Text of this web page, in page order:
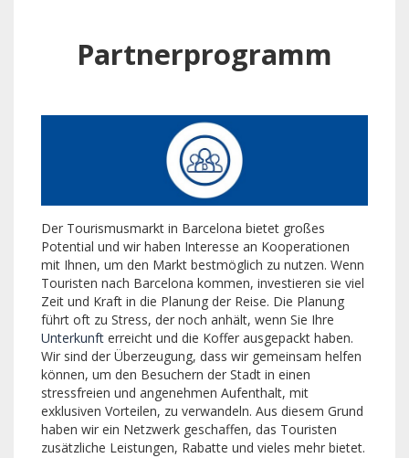
Partnerprogramm
Der Tourismusmarkt in Barcelona bietet großes
Potential und wir haben Interesse an Kooperationen
mit Ihnen, um den Markt bestmöglich zu nutzen. Wenn
Touristen nach Barcelona kommen, investieren sie viel
Zeit und Kraft in die Planung der Reise. Die Planung
führt oft zu Stress, der noch anhält, wenn Sie Ihre
Unterkunft erreicht und die Koffer ausgepackt haben.
Wir sind der Überzeugung, dass wir gemeinsam helfen
können, um den Besuchern der Stadt in einen
stressfreien und angenehmen Aufenthalt, mit
exklusiven Vorteilen, zu verwandeln. Aus diesem Grund
haben wir ein Netzwerk geschaffen, das Touristen
zusätzliche Leistungen, Rabatte und vieles mehr bietet.